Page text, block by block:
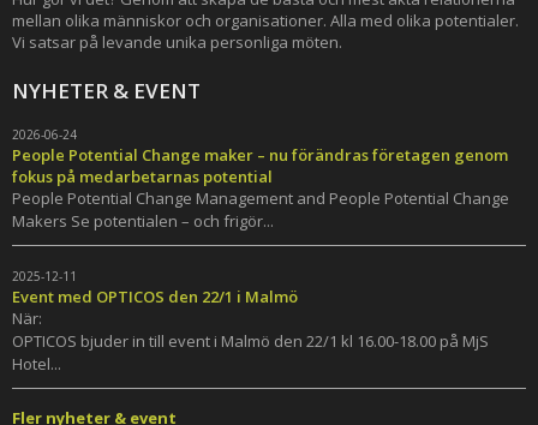
mellan olika människor och organisationer. Alla med olika potentialer.
Vi satsar på levande unika personliga möten.
NYHETER & EVENT
2026-06-24
People Potential Change maker – nu förändras företagen genom
fokus på medarbetarnas potential
People Potential Change Management and People Potential Change
Makers Se potentialen – och frigör...
2025-12-11
Event med OPTICOS den 22/1 i Malmö
När:
OPTICOS bjuder in till event i Malmö den 22/1 kl 16.00-18.00 på MjS
Hotel...
Fler nyheter & event